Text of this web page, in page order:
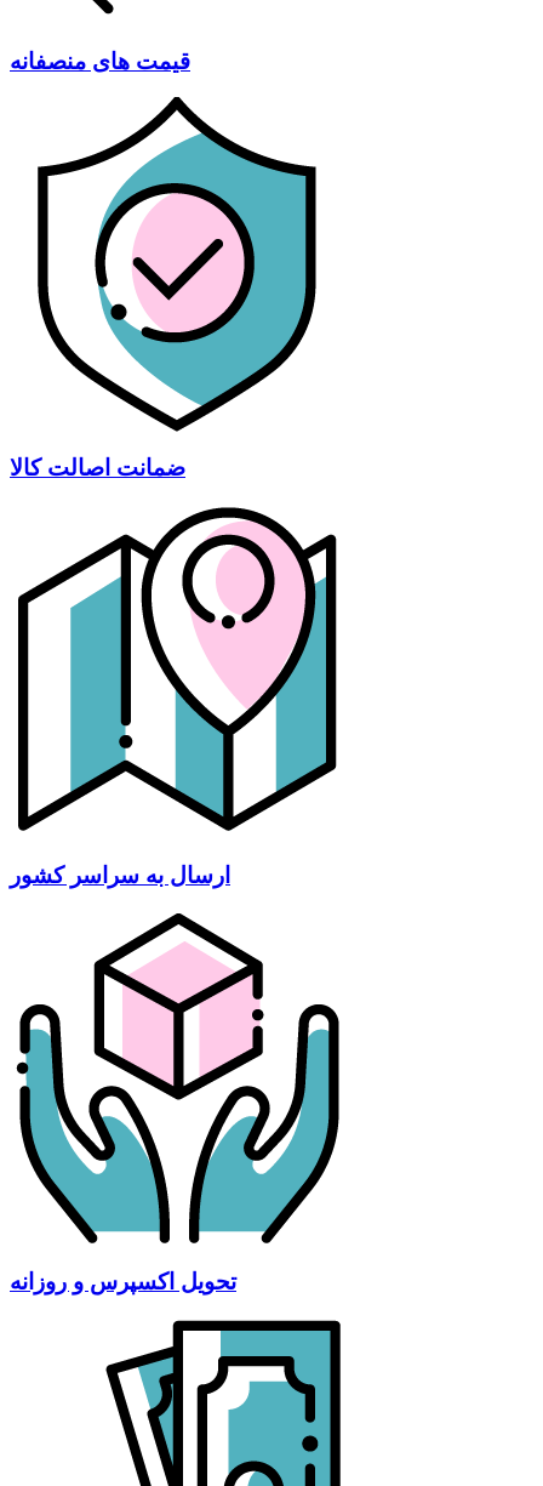
قیمت های منصفانه
ضمانت اصالت کالا
ارسال به سراسر کشور
تحویل اکسپرس و روزانه